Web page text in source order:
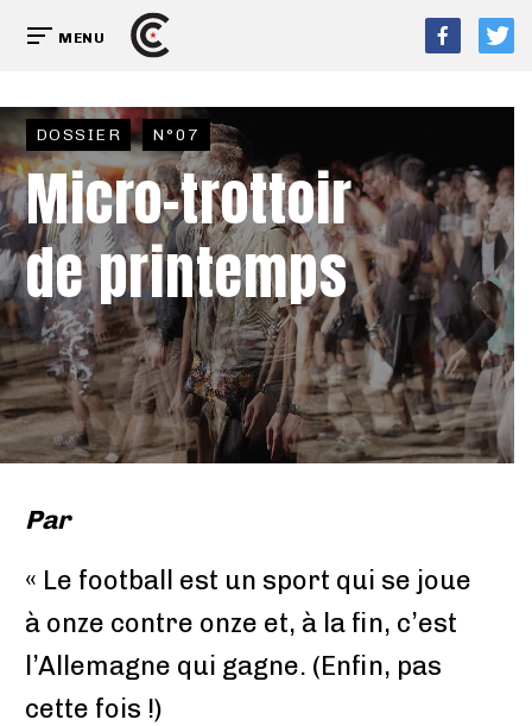
MENU
DOSSIER N°07
Micro-trottoir
de printemps
Par
« Le football est un sport qui se joue
à onze contre onze et, à la fin, c’est
l’Allemagne qui gagne. (Enfin, pas
cette fois !)